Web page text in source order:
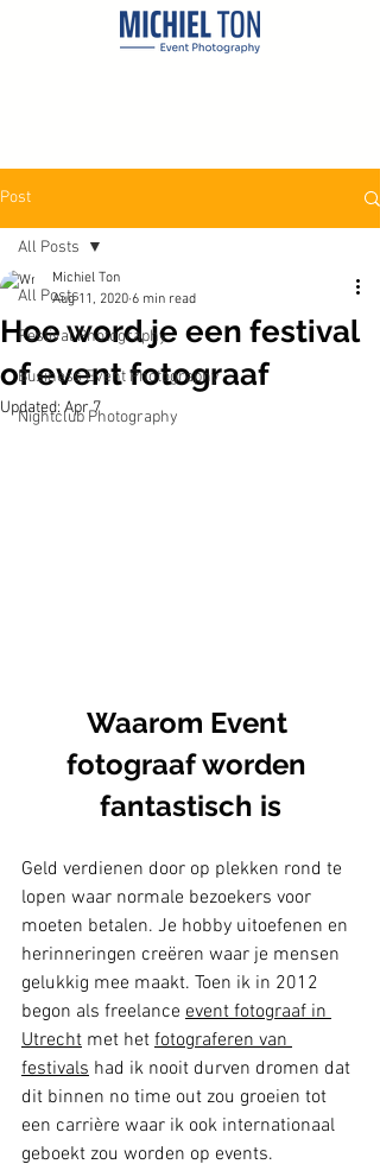
Post
All Posts
Festival Photography
Business Event Photography
Nightclub Photography
All Posts
Hoe word je een festival
of event fotograaf
Michiel Ton
Aug 11, 2020 6 min read
Updated: Apr 7
Waarom Event
fotograaf worden
fantastisch is
Geld verdienen door op plekken rond te
lopen waar normale bezoekers voor
moeten betalen. Je hobby uitoefenen en
herinneringen creëren waar je mensen
gelukkig mee maakt. Toen ik in 2012
begon als freelance event fotograaf in
Utrecht met het fotograferen van
festivals had ik nooit durven dromen dat
dit binnen no time out zou groeien tot
een carrière waar ik ook internationaal
geboekt zou worden op events.